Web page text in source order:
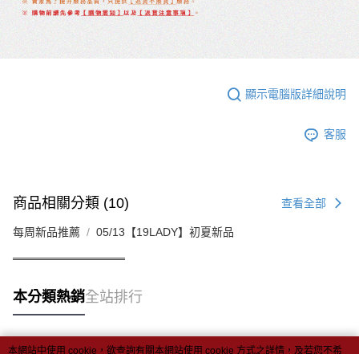
顯示電腦版詳細說明
客服
商品相關分類 (10) 查看全部
每周新品推薦 05/13【19LADY】初夏新品
══════════════
本分類熱銷全站排行
本網站中使用 cookie，欲查詢有關本網站使用 cookie 方式之詳情，及若您不希